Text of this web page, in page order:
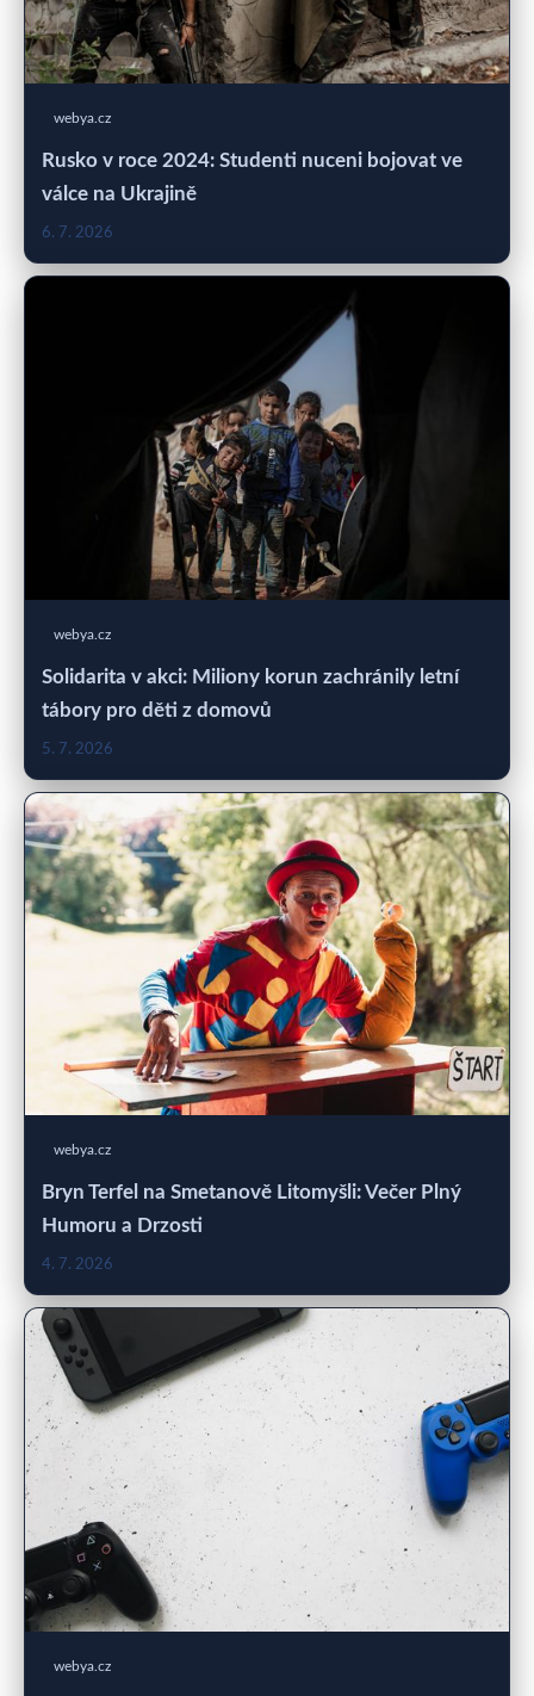
webya.cz
Rusko v roce 2024: Studenti nuceni bojovat ve
válce na Ukrajině
6. 7. 2026
webya.cz
Solidarita v akci: Miliony korun zachránily letní
tábory pro děti z domovů
5. 7. 2026
webya.cz
Bryn Terfel na Smetanově Litomyšli: Večer Plný
Humoru a Drzosti
4. 7. 2026
webya.cz